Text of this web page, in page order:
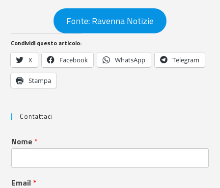
Fonte: Ravenna Notizie
Condividi questo articolo:
X Facebook WhatsApp Telegram
Stampa
Contattaci
Nome *
Email *